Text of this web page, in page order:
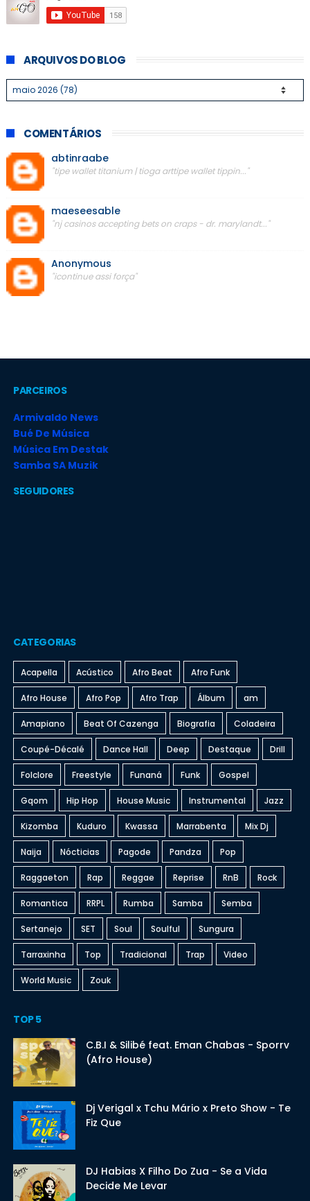
ARQUIVOS DO BLOG
COMENTÁRIOS
abtinraabe
"tipe wallet titanium | tioga arttipe wallet tippin..."
maeseesable
"nj casinos accepting bets on craps - dr. marylandt..."
Anonymous
"icontinue assi força"
PARCEIROS
Armivaldo News
Bué De Música
Música Em Destak
Samba SA Muzik
SEGUIDORES
CATEGORIAS
Acapella Acústico Afro Beat Afro Funk
Afro House Afro Pop Afro Trap Álbum am
Amapiano Beat Of Cazenga Biografia Coladeira
Coupé-Décalé Dance Hall Deep Destaque Drill
Folclore Freestyle Funaná Funk Gospel
Gqom Hip Hop House Music Instrumental Jazz
Kizomba Kuduro Kwassa Marrabenta Mix Dj
Naija Nócticias Pagode Pandza Pop
Raggaeton Rap Reggae Reprise RnB Rock
Romantica RRPL Rumba Samba Semba
Sertanejo SET Soul Soulful Sungura
Tarraxinha Top Tradicional Trap Video
World Music Zouk
TOP 5
C.B.I & Silibé feat. Eman Chabas - Sporrv
(Afro House)
Dj Verigal x Tchu Mário x Preto Show - Te
Fiz Que
DJ Habias X Filho Do Zua - Se a Vida
Decide Me Levar